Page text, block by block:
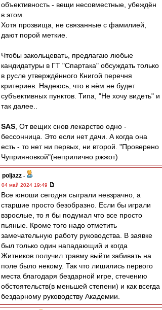
объективность - вещи несовместные, убеждён
в этом.
Хотя прозвища, не связанные с фамилией,
дают порой меткие.
Чтобы закольцевать, предлагаю любые
кандидатуры в ГТ "Спартака" обсуждать только
в русле утверждённого Книгой перечня
критериев. Надеюсь, что в нём не будет
субъективных пунктов. Типа, "Не хочу видеть" и
так далее..
SAS , От вещих снов лекарство одно -
бессонница. Это если нет дачи. А когда она
есть - то нет ни первых, ни второй. "Проверено
Чуприяновкой"(неприлично ржжот)
poljazz -
04 май 2024 19:49
Все юноши сегодня сыграли невзрачно, а
старшие просто безобразно. Если бы играли
взрослые, то я бы подумал что все просто
пьяные. Кроме того надо отметить
замечательную работу руководства. В заявке
был только один нападающий и когда
Житников получил травму выйти забивать на
поле было некому. Так что лишились первого
места благодаря бездарной игре, стечению
обстоятельств(в меньшей степени) и как всегда
бездарному руководству Академии.